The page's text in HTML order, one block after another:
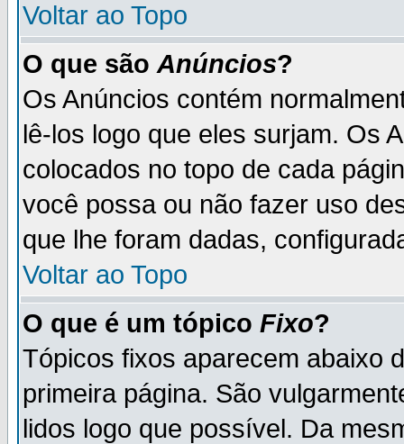
Voltar ao Topo
O que são Anúncios?
Os Anúncios contém
lê-los logo que eles surjam. Os
colocados no topo de cada
você possa ou não fazer uso
que lhe foram dadas,
Voltar ao Topo
O que é um tópico Fixo?
Tópicos fixos aparecem abaixo
primeira página. São
lidos logo que possível. Da